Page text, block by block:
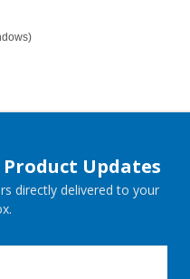
Product Updates
directly delivered to your